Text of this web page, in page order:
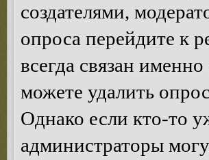
создателями,
опроса перейдите к
всегда связан
можете удалить
Однако если кто-то
администраторы